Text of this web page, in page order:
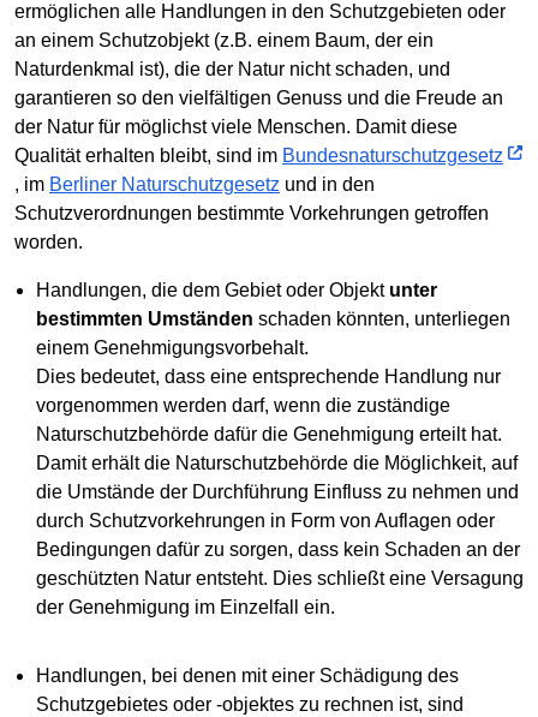
ermöglichen alle Handlungen in den Schutzgebieten oder
an einem Schutzobjekt (z.B. einem Baum, der ein
Naturdenkmal ist), die der Natur nicht schaden, und
garantieren so den vielfältigen Genuss und die Freude an
der Natur für möglichst viele Menschen. Damit diese
Qualität erhalten bleibt, sind im Bundesnaturschutzgesetz
, im Berliner Naturschutzgesetz und in den
Schutzverordnungen bestimmte Vorkehrungen getroffen
worden.
Handlungen, die dem Gebiet oder Objekt unter
bestimmten Umständen schaden könnten, unterliegen
einem Genehmigungsvorbehalt.
Dies bedeutet, dass eine entsprechende Handlung nur
vorgenommen werden darf, wenn die zuständige
Naturschutzbehörde dafür die Genehmigung erteilt hat.
Damit erhält die Naturschutzbehörde die Möglichkeit, auf
die Umstände der Durchführung Einfluss zu nehmen und
durch Schutzvorkehrungen in Form von Auflagen oder
Bedingungen dafür zu sorgen, dass kein Schaden an der
geschützten Natur entsteht. Dies schließt eine Versagung
der Genehmigung im Einzelfall ein.
Handlungen, bei denen mit einer Schädigung des
Schutzgebietes oder -objektes zu rechnen ist, sind